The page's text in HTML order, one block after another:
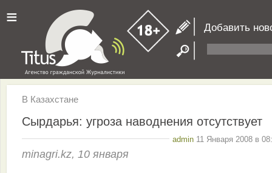
≡ Добавить
В Казахстане
Сырдарья: угроза наводнения отсутствует
admin 11 Января 2008 в
minagri.kz, 10 января